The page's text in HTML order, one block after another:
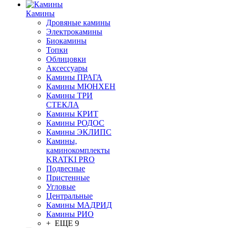
Камины
Дровяные камины
Электрокамины
Биокамины
Топки
Облицовки
Аксессуары
Камины ПРАГА
Камины МЮНХЕН
Камины ТРИ
СТЕКЛА
Камины КРИТ
Камины РОДОС
Камины ЭКЛИПС
Камины,
каминокомплекты
KRATKI PRO
Подвесные
Пристенные
Угловые
Центральные
Камины МАДРИД
Камины РИО
+ ЕЩЕ 9